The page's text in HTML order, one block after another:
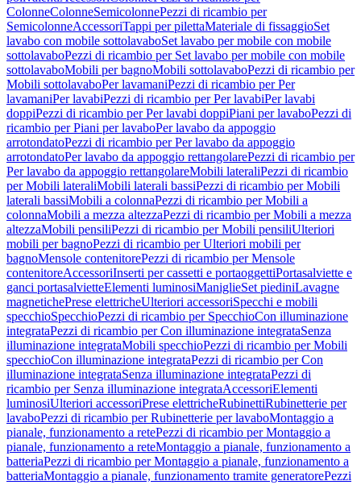
ColonneColonneSemicolonnePezzi di ricambio per
SemicolonneAccessoriTappi per pilettaMateriale di fissaggioSet
lavabo con mobile sottolavaboSet lavabo per mobile con mobile
sottolavaboPezzi di ricambio per Set lavabo per mobile con mobile
sottolavaboMobili per bagnoMobili sottolavaboPezzi di ricambio per
Mobili sottolavaboPer lavamaniPezzi di ricambio per Per
lavamaniPer lavabiPezzi di ricambio per Per lavabiPer lavabi
doppiPezzi di ricambio per Per lavabi doppiPiani per lavaboPezzi di
ricambio per Piani per lavaboPer lavabo da appoggio
arrotondatoPezzi di ricambio per Per lavabo da appoggio
arrotondatoPer lavabo da appoggio rettangolarePezzi di ricambio per
Per lavabo da appoggio rettangolareMobili lateraliPezzi di ricambio
per Mobili lateraliMobili laterali bassiPezzi di ricambio per Mobili
laterali bassiMobili a colonnaPezzi di ricambio per Mobili a
colonnaMobili a mezza altezzaPezzi di ricambio per Mobili a mezza
altezzaMobili pensiliPezzi di ricambio per Mobili pensiliUlteriori
mobili per bagnoPezzi di ricambio per Ulteriori mobili per
bagnoMensole contenitorePezzi di ricambio per Mensole
contenitoreAccessoriInserti per cassetti e portaoggettiPortasalviette e
ganci portasalvietteElementi luminosiManiglieSet piediniLavagne
magnetichePrese elettricheUlteriori accessoriSpecchi e mobili
specchioSpecchioPezzi di ricambio per SpecchioCon illuminazione
integrataPezzi di ricambio per Con illuminazione integrataSenza
illuminazione integrataMobili specchioPezzi di ricambio per Mobili
specchioCon illuminazione integrataPezzi di ricambio per Con
illuminazione integrataSenza illuminazione integrataPezzi di
ricambio per Senza illuminazione integrataAccessoriElementi
luminosiUlteriori accessoriPrese elettricheRubinettiRubinetterie per
lavaboPezzi di ricambio per Rubinetterie per lavaboMontaggio a
pianale, funzionamento a retePezzi di ricambio per Montaggio a
pianale, funzionamento a reteMontaggio a pianale, funzionamento a
batteriaPezzi di ricambio per Montaggio a pianale, funzionamento a
batteriaMontaggio a pianale, funzionamento tramite generatorePezzi